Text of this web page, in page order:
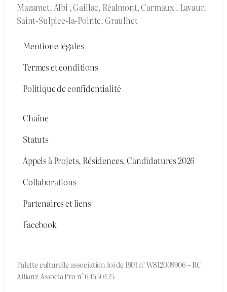
Mazamet, Albi , Gaillac, Réalmont, Carmaux , Lavaur,
Saint-Sulpice-la-Pointe, Graulhet
Mentione légales
Termes et conditions
Politique de confidentialité
Chaîne
Statuts
Appels à Projets, Résidences, Candidatures 2026
Collaborations
Partenaires et liens
Facebook
Palette culturelle association loi de 1901 n° W812009906 – RC
Allianz Associa Pro n° 64550425